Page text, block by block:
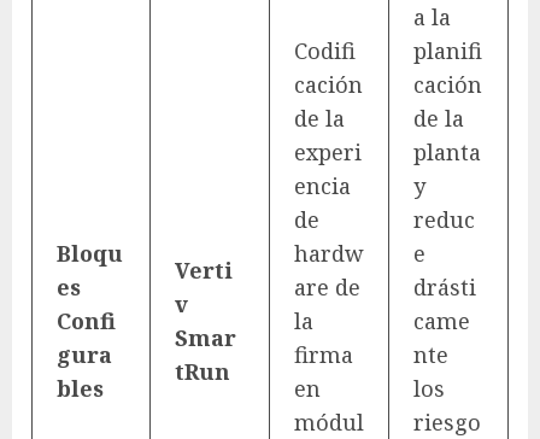
Bloqu
es
Confi
gura
bles
Verti
v
Smar
tRun
Codifi
cación
de la
experi
encia
de
hardw
are de
la
firma
en
módul
a la
planifi
cación
de la
planta
y
reduc
e
drásti
came
nte
los
riesgo